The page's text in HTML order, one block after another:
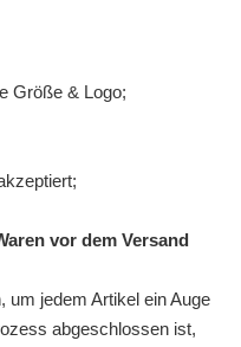
Größe & Logo;
vor dem Versand
um jedem Artikel ein Auge
abgeschlossen ist,